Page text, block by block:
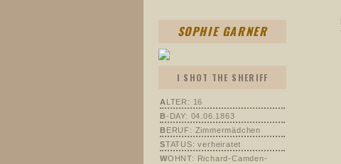
SOPHIE GARNER
I SHOT THE SHERIFF
A LTER: 16
B-DAY: 04.06.1863
BERUF: Zimmermädchen
STATUS: verheiratet
WOHNT: Richard-Camden-